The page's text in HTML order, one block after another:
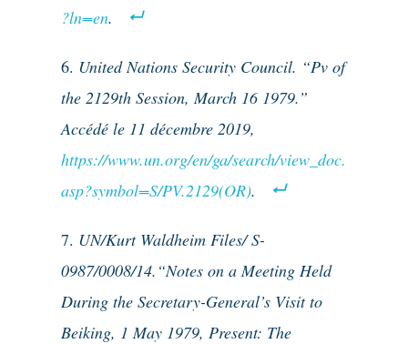
?ln=en.
United Nations Security Council. “Pv of
the 2129th Session, March 16 1979.”
Accédé le 11 décembre 2019,
https://www.un.org/en/ga/search/view_doc.
asp?symbol=S/PV.2129(OR).
UN/Kurt Waldheim Files/ S-
0987/0008/14.“Notes on a Meeting Held
During the Secretary-General’s Visit to
Beiking, 1 May 1979, Present: The